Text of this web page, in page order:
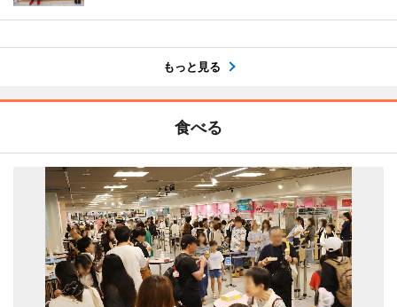
もっと見る
食べる